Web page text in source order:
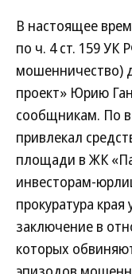
В настоящее
по ч. 4 ст. 159 УК
мошенничество)
проект» Юрию
сообщникам. По
привлекал
площади в ЖК
инвесторам-
прокуратура
заключение в
которых